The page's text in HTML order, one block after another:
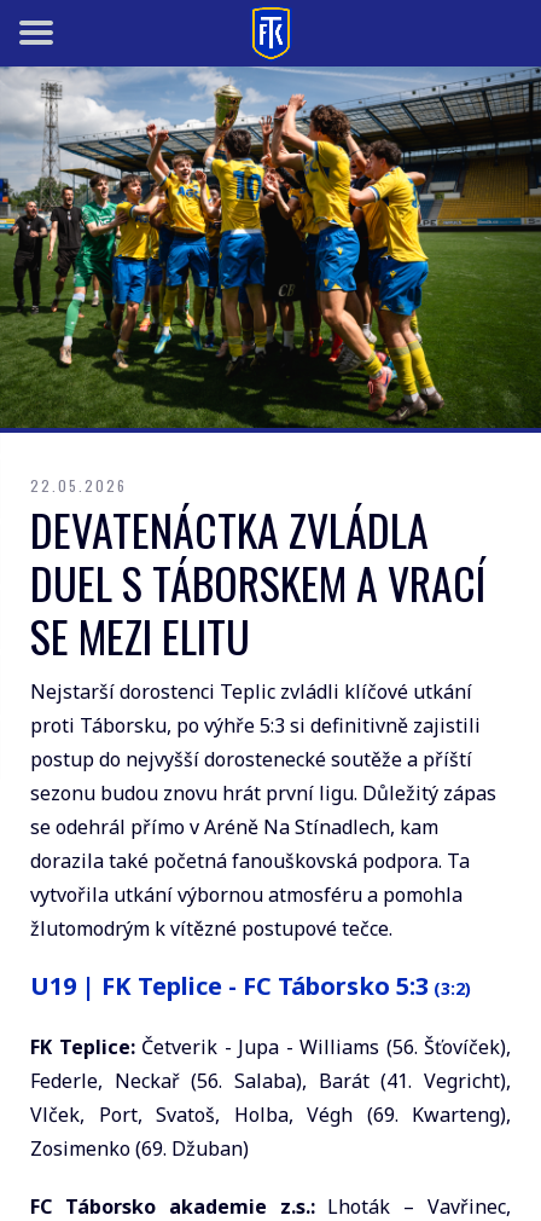
22.05.2026
DEVATENÁCTKA ZVLÁDLA
DUEL S TÁBORSKEM A VRACÍ
SE MEZI ELITU
Nejstarší dorostenci Teplic zvládli klíčové utkání
proti Táborsku, po výhře 5:3 si definitivně zajistili
postup do nejvyšší dorostenecké soutěže a příští
sezonu budou znovu hrát první ligu. Důležitý zápas
se odehrál přímo v Aréně Na Stínadlech, kam
dorazila také početná fanouškovská podpora. Ta
vytvořila utkání výbornou atmosféru a pomohla
žlutomodrým k vítězné postupové tečce.
U19 | FK Teplice - FC Táborsko 5:3 (3:2)
FK Teplice: Četverik - Jupa - Williams (56. Šťovíček),
Federle, Neckař (56. Salaba), Barát (41. Vegricht),
Vlček, Port, Svatoš, Holba, Végh (69. Kwarteng),
Zosimenko (69. Džuban)
FC Táborsko akademie z.s.: Lhoták – Vavřinec,